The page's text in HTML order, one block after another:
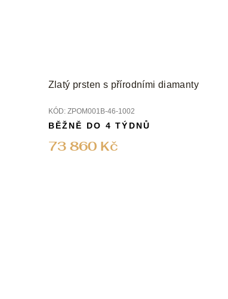
Zlatý prsten s přírodními diamanty
KÓD: ZPOM001B-46-1002
73 860 Kč
BĚŽNĚ DO 4 TÝDNŮ